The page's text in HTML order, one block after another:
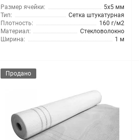
Размер ячейки:
5x5 мм
Тип:
Сетка штукатурная
Плотность:
160 г/м2
Материал:
Стекловолокно
Ширина:
1 м
Продано